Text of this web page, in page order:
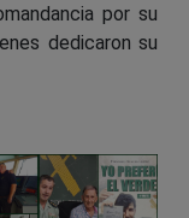
por su
dedicaron su